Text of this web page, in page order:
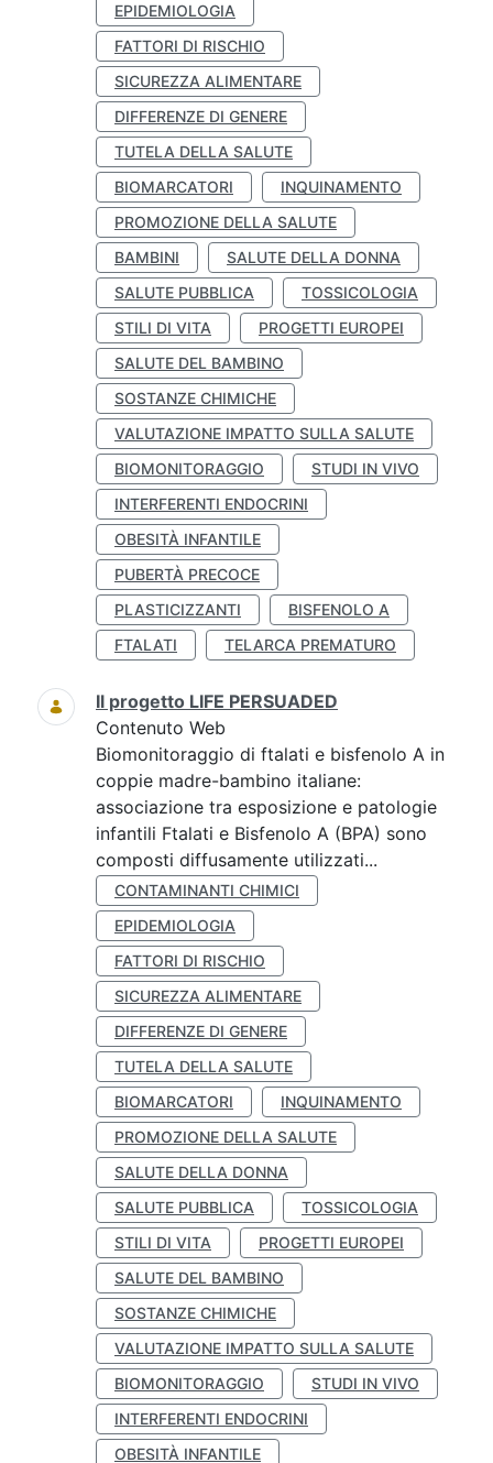
EPIDEMIOLOGIA
FATTORI DI RISCHIO
SICUREZZA ALIMENTARE
DIFFERENZE DI GENERE
TUTELA DELLA SALUTE
BIOMARCATORI
INQUINAMENTO
PROMOZIONE DELLA SALUTE
BAMBINI
SALUTE DELLA DONNA
SALUTE PUBBLICA
TOSSICOLOGIA
STILI DI VITA
PROGETTI EUROPEI
SALUTE DEL BAMBINO
SOSTANZE CHIMICHE
VALUTAZIONE IMPATTO SULLA SALUTE
BIOMONITORAGGIO
STUDI IN VIVO
INTERFERENTI ENDOCRINI
OBESITÀ INFANTILE
PUBERTÀ PRECOCE
PLASTICIZZANTI
BISFENOLO A
FTALATI
TELARCA PREMATURO
Il progetto LIFE PERSUADED
Contenuto Web
Biomonitoraggio di ftalati e bisfenolo A in
coppie madre-bambino italiane:
associazione tra esposizione e patologie
infantili Ftalati e Bisfenolo A (BPA) sono
composti diffusamente utilizzati...
CONTAMINANTI CHIMICI
EPIDEMIOLOGIA
FATTORI DI RISCHIO
SICUREZZA ALIMENTARE
DIFFERENZE DI GENERE
TUTELA DELLA SALUTE
BIOMARCATORI
INQUINAMENTO
PROMOZIONE DELLA SALUTE
SALUTE DELLA DONNA
SALUTE PUBBLICA
TOSSICOLOGIA
STILI DI VITA
PROGETTI EUROPEI
SALUTE DEL BAMBINO
SOSTANZE CHIMICHE
VALUTAZIONE IMPATTO SULLA SALUTE
BIOMONITORAGGIO
STUDI IN VIVO
INTERFERENTI ENDOCRINI
OBESITÀ INFANTILE